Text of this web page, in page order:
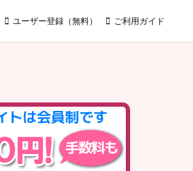
ユーザー登録（無料） ご利用ガイド